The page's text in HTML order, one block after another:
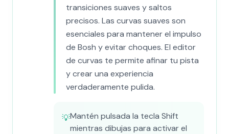
transiciones suaves y saltos
precisos. Las curvas suaves son
esenciales para mantener el impulso
de Bosh y evitar choques. El editor
de curvas te permite afinar tu pista
y crear una experiencia
verdaderamente pulida.
💡Mantén pulsada la tecla Shift
mientras dibujas para activar el